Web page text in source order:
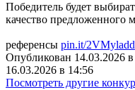
Победитель будет
качество предложенного
референсы pin.it/
Опубликован 14.03.2026
16.03.2026 в 14:56
Посмотреть другие